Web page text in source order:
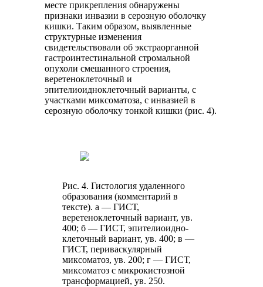
месте прикрепления обнаружены
признаки инвазии в серозную оболочку
кишки. Таким образом, выявленные
структурные изменения
свидетельствовали об экстраорганной
гастроинтестинальной стромальной
опухоли смешанного строения,
веретеноклеточный и
эпителиоидноклеточный варианты, с
участками миксоматоза, с инвазией в
серозную оболочку тонкой кишки (рис. 4).
Рис. 4. Гистология удаленного
образования (комментарий в
тексте). а — ГИСТ,
веретеноклеточный вариант, ув.
400; б — ГИСТ, эпителиоидно-
клеточный вариант, ув. 400; в —
ГИСТ, периваскулярный
миксоматоз, ув. 200; г — ГИСТ,
миксоматоз с микрокистозной
трансформацией, ув. 250.